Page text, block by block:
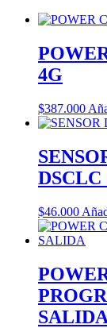
4G
$387.000
DSCLC
$46.000
SALIDA